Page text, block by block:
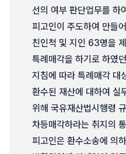
선의 여부 판단업무를 하
피고인이 주도하여 만들
친인척 및 지인 63명을
특례매각을 하기로 하였
지침에 따라 특례매각 대
환수된 재산에 대하여 실
위해 국유재산법시행령
차등매각하라는 취지의
피고인은 환수소송에 의